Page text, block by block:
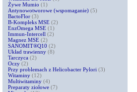
Żywe Mumio (1)
Antynowotworowe (wspomaganie) (5)
BactoFlor (3)
B-Kompleks MSE (2)
EnzOmega MSE (1)
Immun-Intercell (2)
Magnez MSE (2)
SANOMIT®Q10 (2)
Układ trawienny (8)
Tarczyca (2)
Oczy (2)
Przy problemach z Helicobacter Pylori (3)
Witaminy (12)
Multiwitaminy (4)
Preparaty ziołowe (7)